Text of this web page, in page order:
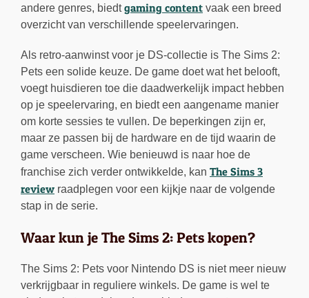
andere genres, biedtgaming content vaak een breed
overzicht van verschillende speelervaringen.
Als retro-aanwinst voor je DS-collectie is The Sims 2:
Pets een solide keuze. De game doet wat het belooft,
voegt huisdieren toe die daadwerkelijk impact hebben
op je speelervaring, en biedt een aangename manier
om korte sessies te vullen. De beperkingen zijn er,
maar ze passen bij de hardware en de tijd waarin de
game verscheen. Wie benieuwd is naar hoe de
franchise zich verder ontwikkelde, kan The Sims 3
review raadplegen voor een kijkje naar de volgende
stap in de serie.
Waar kun je The Sims 2: Pets kopen?
The Sims 2: Pets voor Nintendo DS is niet meer nieuw
verkrijgbaar in reguliere winkels. De game is wel te